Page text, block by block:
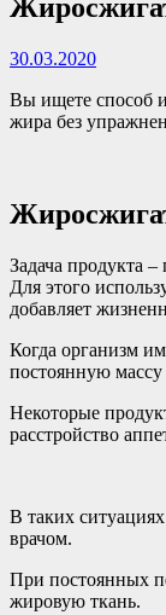
30.03.2020
Вы ищете способ
жира без
Задача продукта
Для этого
добавляет
Когда организм
постоянную
Некоторые
расстройство
В таких
врачом.
При постоянных
жировую ткань.